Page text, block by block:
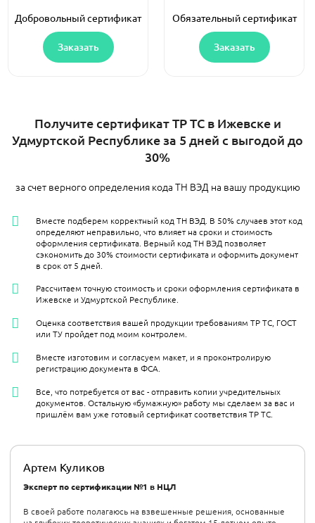
Добровольный сертификат
Заказать
Обязательный сертификат
Заказать
Получите сертификат ТР ТС в Ижевске и
Удмуртской Республике за 5 дней с выгодой до
30%
за счет верного определения кода ТН ВЭД на вашу продукцию
Артем Куликов
Эксперт по сертификации №1 в НЦЛ
В своей работе полагаюсь на взвешенные решения, основанные
Вместе подберем корректный код ТН ВЭД. В 50% случаев этот код
определяют неправильно, что влияет на сроки и стоимость
оформления сертификата. Верный код ТН ВЭД позволяет
сэкономить до 30% стоимости сертификата и оформить документ
в срок от 5 дней.
Рассчитаем точную стоимость и сроки оформления сертификата в
Ижевске и Удмуртской Республике.
Оценка соответствия вашей продукции требованиям ТР ТС, ГОСТ
или ТУ пройдет под моим контролем.
Вместе изготовим и согласуем макет, и я проконтролирую
регистрацию документа в ФСА.
Все, что потребуется от вас - отправить копии учредительных
документов. Остальную «бумажную» работу мы сделаем за вас и
пришлём вам уже готовый сертификат соответствия ТР ТС.